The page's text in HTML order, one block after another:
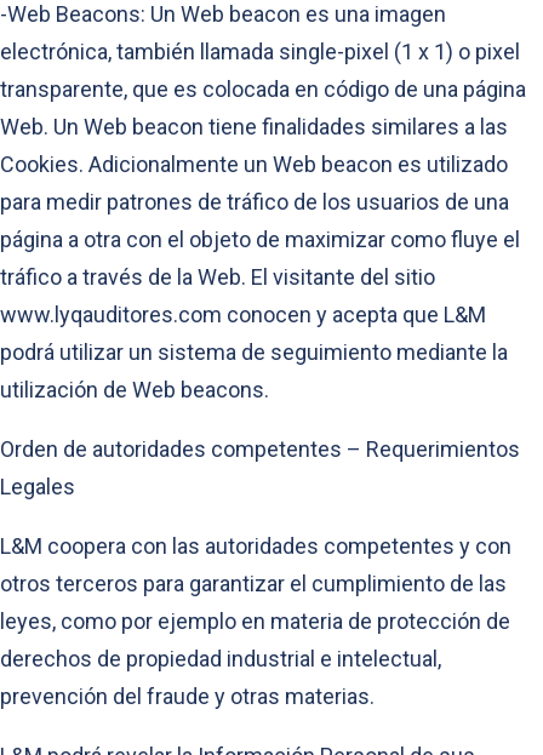
-Web Beacons: Un Web beacon es una imagen
electrónica, también llamada single-pixel (1 x 1) o pixel
transparente, que es colocada en código de una página
Web. Un Web beacon tiene finalidades similares a las
Cookies. Adicionalmente un Web beacon es utilizado
para medir patrones de tráfico de los usuarios de una
página a otra con el objeto de maximizar como fluye el
tráfico a través de la Web. El visitante del sitio
www.lyqauditores.com conocen y acepta que L&M
podrá utilizar un sistema de seguimiento mediante la
utilización de Web beacons.
Orden de autoridades competentes – Requerimientos
Legales
L&M coopera con las autoridades competentes y con
otros terceros para garantizar el cumplimiento de las
leyes, como por ejemplo en materia de protección de
derechos de propiedad industrial e intelectual,
prevención del fraude y otras materias.